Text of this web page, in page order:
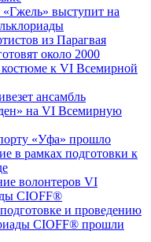
выступит на
из Парагвая
около 2000
к VI Всемирной
ансамбль
на VI Всемирную
«Уфа» прошло
в рамках подготовки к
волонтеров VI
CIOFF®️
и проведению
CIOFF®️ прошли